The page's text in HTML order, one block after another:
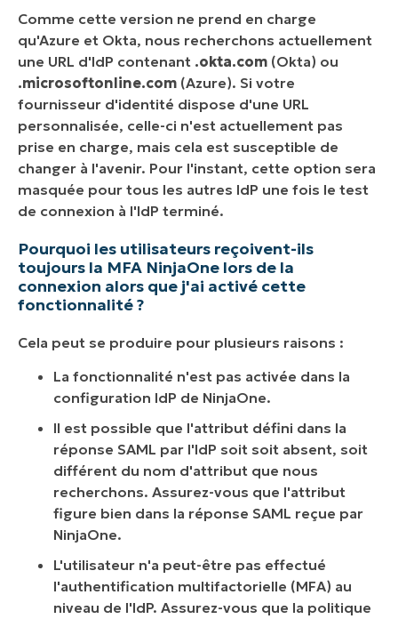
Comme cette version ne prend en charge
qu'Azure et Okta, nous recherchons actuellement
une URL d'IdP contenant .okta.com (Okta) ou
.microsoftonline.com (Azure). Si votre
fournisseur d'identité dispose d'une URL
personnalisée, celle-ci n'est actuellement pas
prise en charge, mais cela est susceptible de
changer à l'avenir. Pour l'instant, cette option sera
masquée pour tous les autres IdP une fois le test
de connexion à l'IdP terminé.
Pourquoi les utilisateurs reçoivent-ils
toujours la MFA NinjaOne lors de la
connexion alors que j'ai activé cette
fonctionnalité ?
Cela peut se produire pour plusieurs raisons :
La fonctionnalité n'est pas activée dans la
configuration IdP de NinjaOne.
Il est possible que l'attribut défini dans la
réponse SAML par l'IdP soit soit absent, soit
différent du nom d'attribut que nous
recherchons. Assurez-vous que l'attribut
figure bien dans la réponse SAML reçue par
NinjaOne.
L'utilisateur n'a peut-être pas effectué
l'authentification multifactorielle (MFA) au
niveau de l'IdP. Assurez-vous que la politique